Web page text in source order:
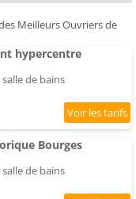
Meilleurs Ouvriers de
hypercentre
de bains
Bourges
de bains